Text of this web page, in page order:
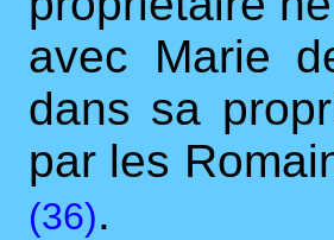
avec Marie
dans sa
par les
(36).